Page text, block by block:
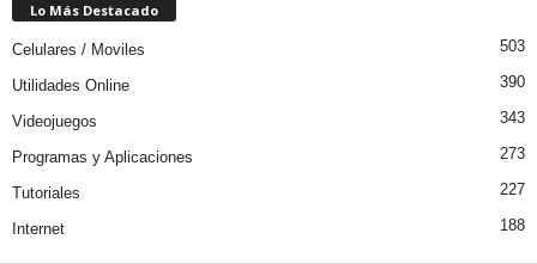
Lo Más Destacado
Celulares / Moviles 503
Utilidades Online 390
Videojuegos 343
Programas y Aplicaciones 273
Tutoriales 227
Internet 188